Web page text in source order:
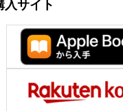
入サイト